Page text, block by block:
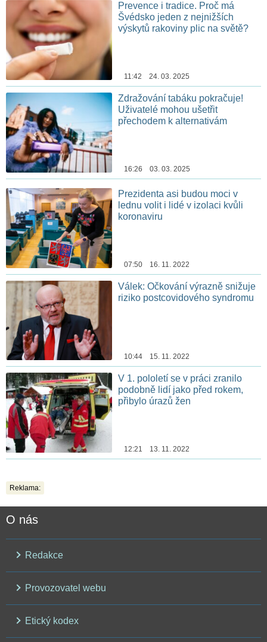
Prevence i tradice. Proč má
Švédsko jeden z nejnižších
výskytů rakoviny plic na světě?
11:42 24. 03. 2025
Zdražování tabáku pokračuje!
Uživatelé mohou ušetřit
přechodem k alternativám
16:26 03. 03. 2025
Prezidenta asi budou moci v
lednu volit i lidé v izolaci kvůli
koronaviru
07:50 16. 11. 2022
Válek: Očkování výrazně snižuje
riziko postcovidového syndromu
10:44 15. 11. 2022
V 1. pololetí se v práci zranilo
podobně lidí jako před rokem,
přibylo úrazů žen
12:21 13. 11. 2022
Reklama:
O nás
Redakce
Provozovatel webu
Etický kodex